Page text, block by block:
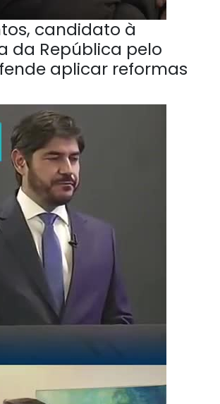
candidato à
da República pelo
aplicar reformas